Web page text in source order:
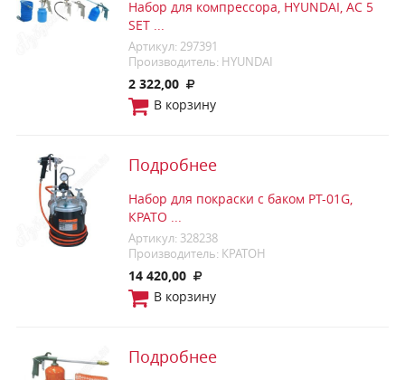
Набор для компрессора, HYUNDAI, AC 5
SET ...
Артикул: 297391
Производитель: HYUNDAI
2 322,00
В корзину
Подробнее
Набор для покраски с баком PT-01G,
КРАТО ...
Артикул: 328238
Производитель: КРАТОН
14 420,00
В корзину
Подробнее